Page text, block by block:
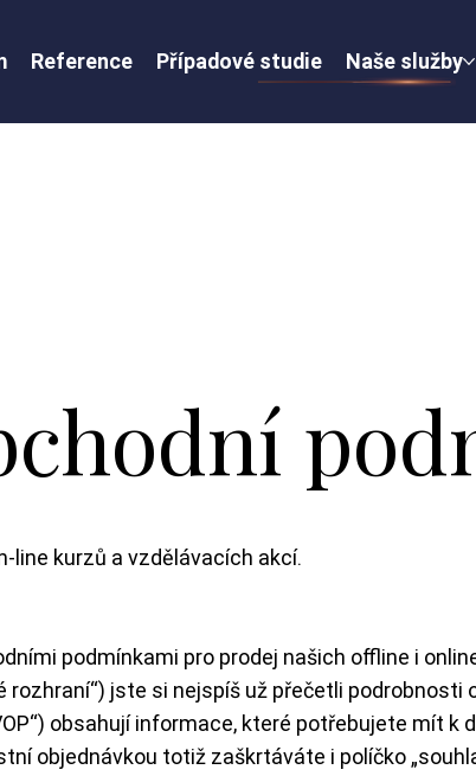
Reference Případové studie Naše služby
line kurzů a vzdělávacích akcí.
podmínkami pro prodej našich offline i
rozhraní“) jste si nejspíš už přečetli
obsahují informace, které potřebujete mít
objednávkou totiž zaškrtáváte i políčko